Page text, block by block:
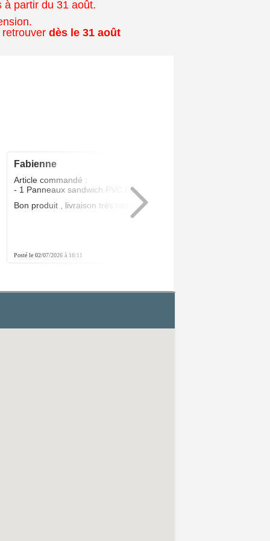
à partir du 31 août.
dès le 31 août
fabienne
Posté le 02/07/2026 à 18:11
Article commandé :
- 1 Panneaux sandwich PVC Blanc 24 MM
Bon produit , livraison très rapide .Parfait